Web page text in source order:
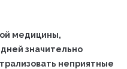
медицины,
значительно
неприятные